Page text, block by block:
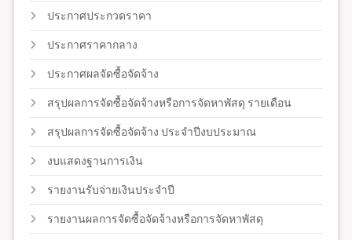
ประกาศประกวดราคา
ประกาศราคากลาง
ประกาศผลจัดซื้อจัดจ้าง
สรุปผลการจัดซื้อจัดจ้างหรือการจัดหาพัสดุ รายเดือน
สรุปผลการจัดซื้อจัดจ้าง ประจำปีงบประมาณ
งบแสดงฐานการเงิน
รายงานรับจ่ายเงินประจำปี
รายงานผลการจัดซื้อจัดจ้างหรือการจัดหาพัสดุ